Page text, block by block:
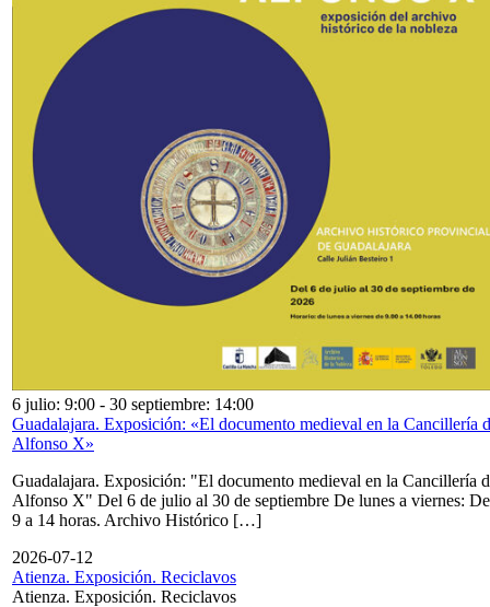
6 julio: 9:00 - 30 septiembre: 14:00
Guadalajara. Exposición: «El documento medieval en la Cancillería
Alfonso X»
Guadalajara. Exposición: "El documento medieval en la Cancillería
Alfonso X" Del 6 de julio al 30 de septiembre De lunes a viernes: De
9 a 14 horas. Archivo Histórico […]
2026-07-12
Atienza. Exposición. Reciclavos
Atienza. Exposición. Reciclavos